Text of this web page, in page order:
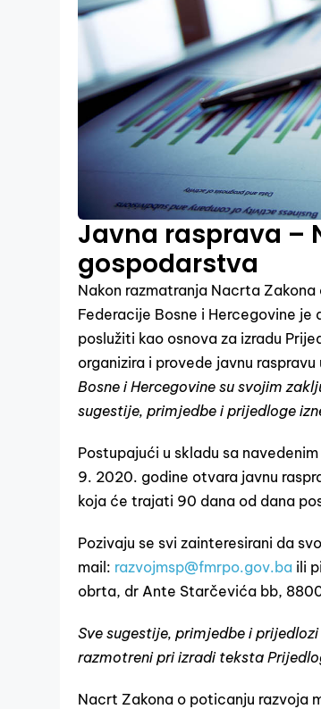
Javna rasprava –
gospodarstva
Nakon razmatranja Nacrta
Federacije Bosne i Hercegovine
poslužiti kao osnova za izradu
organizira i provede javnu
Bosne i Hercegovine su svojim
sugestije, primjedbe i prijedloge
Postupajući u skladu sa
9. 2020. godine otvara javnu
koja će trajati 90 dana od dana
Pozivaju se svi zainteresirani da
mail: razvojmsp@fmrpo.gov.ba ili
obrta, dr Ante Starčevića bb,
Sve sugestije, primjedbe i
razmotreni pri izradi teksta
Nacrt Zakona o poticanju razvoja